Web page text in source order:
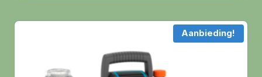
Aanbieding!